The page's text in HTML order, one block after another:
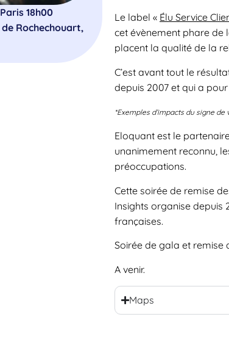
18h00
Rochechouart,
Le label « Élu Service
cet évènement phare de
placent la qualité de la
C’est avant tout le
depuis 2007 et qui a
*Exemples d’impacts du signe
Eloquant est le
unanimement reconnu,
préoccupations.
Cette soirée de remise
Insights organise depuis
françaises.
Soirée de gala et remise
A venir.
Maps